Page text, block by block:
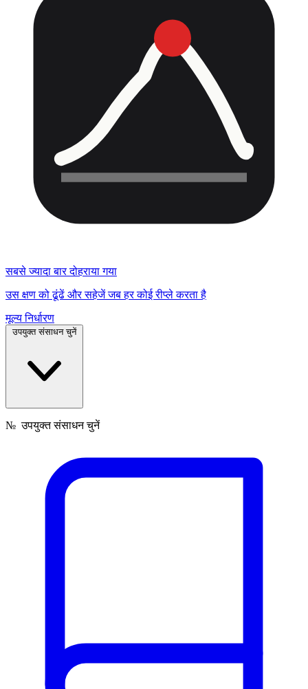
सबसे ज्यादा बार दोहराया गया
उस क्षण को ढूंढें और सहेजें जब हर कोई रीप्ले करता है
मूल्य निर्धारण
उपयुक्त संसाधन चुनें
№ उपयुक्त संसाधन चुनें